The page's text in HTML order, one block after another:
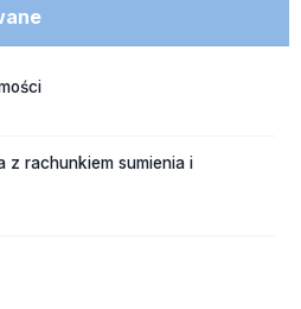
z rachunkiem sumienia i